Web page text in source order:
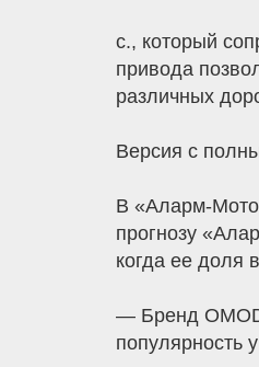
с., который
привода
различных
Версия с
В «Аларм-
прогнозу
когда ее доля
— Бренд
популярность